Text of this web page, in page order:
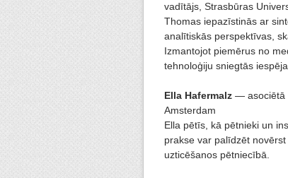
vadītājs, Strasbūras
Thomas iepazīstinās ar
analītiskās perspektīvas,
Izmantojot piemērus no
tehnoloģiju sniegtās
Ella Hafermalz — asociētā
Amsterdam
Ella pētīs, kā pētnieki un
prakse var palīdzēt
uzticēšanos pētniecībā.